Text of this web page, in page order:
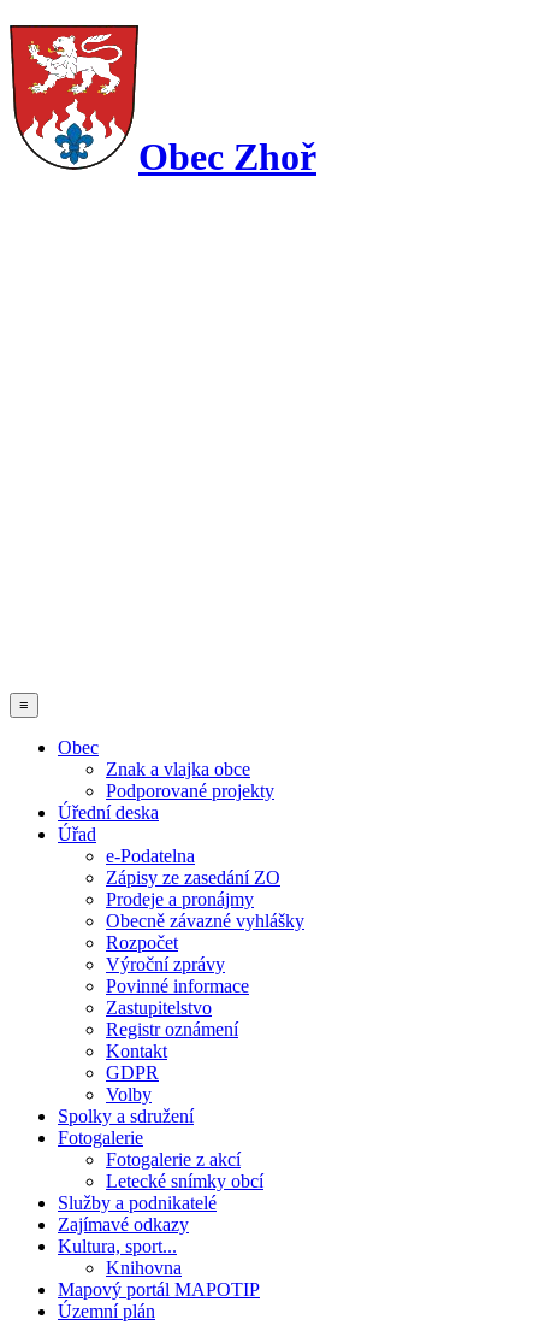
Obec Zhoř
≡
Obec
Znak a vlajka obce
Podporované projekty
Úřední deska
Úřad
e-Podatelna
Zápisy ze zasedání ZO
Prodeje a pronájmy
Obecně závazné vyhlášky
Rozpočet
Výroční zprávy
Povinné informace
Zastupitelstvo
Registr oznámení
Kontakt
GDPR
Volby
Spolky a sdružení
Fotogalerie
Fotogalerie z akcí
Letecké snímky obcí
Služby a podnikatelé
Zajímavé odkazy
Kultura, sport...
Knihovna
Mapový portál MAPOTIP
Územní plán